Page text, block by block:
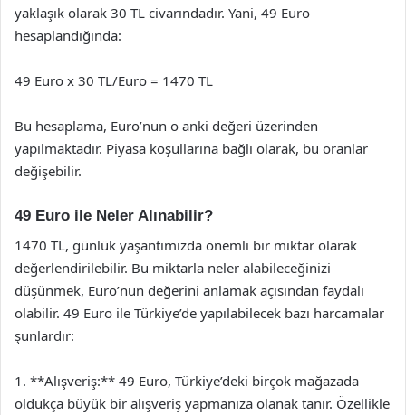
yaklaşık olarak 30 TL civarındadır. Yani, 49 Euro
hesaplandığında:
49 Euro x 30 TL/Euro = 1470 TL
Bu hesaplama, Euro’nun o anki değeri üzerinden
yapılmaktadır. Piyasa koşullarına bağlı olarak, bu oranlar
değişebilir.
49 Euro ile Neler Alınabilir?
1470 TL, günlük yaşantımızda önemli bir miktar olarak
değerlendirilebilir. Bu miktarla neler alabileceğinizi
düşünmek, Euro’nun değerini anlamak açısından faydalı
olabilir. 49 Euro ile Türkiye’de yapılabilecek bazı harcamalar
şunlardır:
1. **Alışveriş:** 49 Euro, Türkiye’deki birçok mağazada
oldukça büyük bir alışveriş yapmanıza olanak tanır. Özellikle